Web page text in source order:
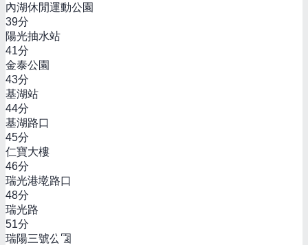
內湖休閒運動公園
39分
陽光抽水站
41分
金泰公園
43分
基湖站
44分
基湖路口
45分
仁寶大樓
46分
瑞光港墘路口
48分
瑞光路
51分
瑞陽三號公園